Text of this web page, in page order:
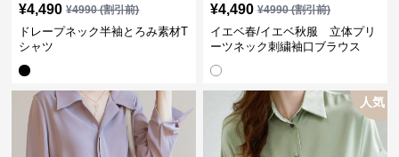
¥4,490 ¥4990(割引前)
ドレープネック半袖とろみ素材T
シャツ
¥4,490 ¥4990(割引前)
イエベ春/イエベ秋服 立体プリ
ーツネック刺繍袖口ブラウス
人気